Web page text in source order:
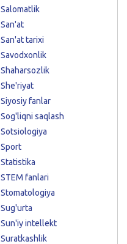
Salomatlik
San'at
San'at tarixi
Savodxonlik
Shaharsozlik
She'riyat
Siyosiy fanlar
Sog'liqni saqlash
Sotsiologiya
Sport
Statistika
STEM fanlari
Stomatologiya
Sug'urta
Sun'iy intellekt
Suratkashlik